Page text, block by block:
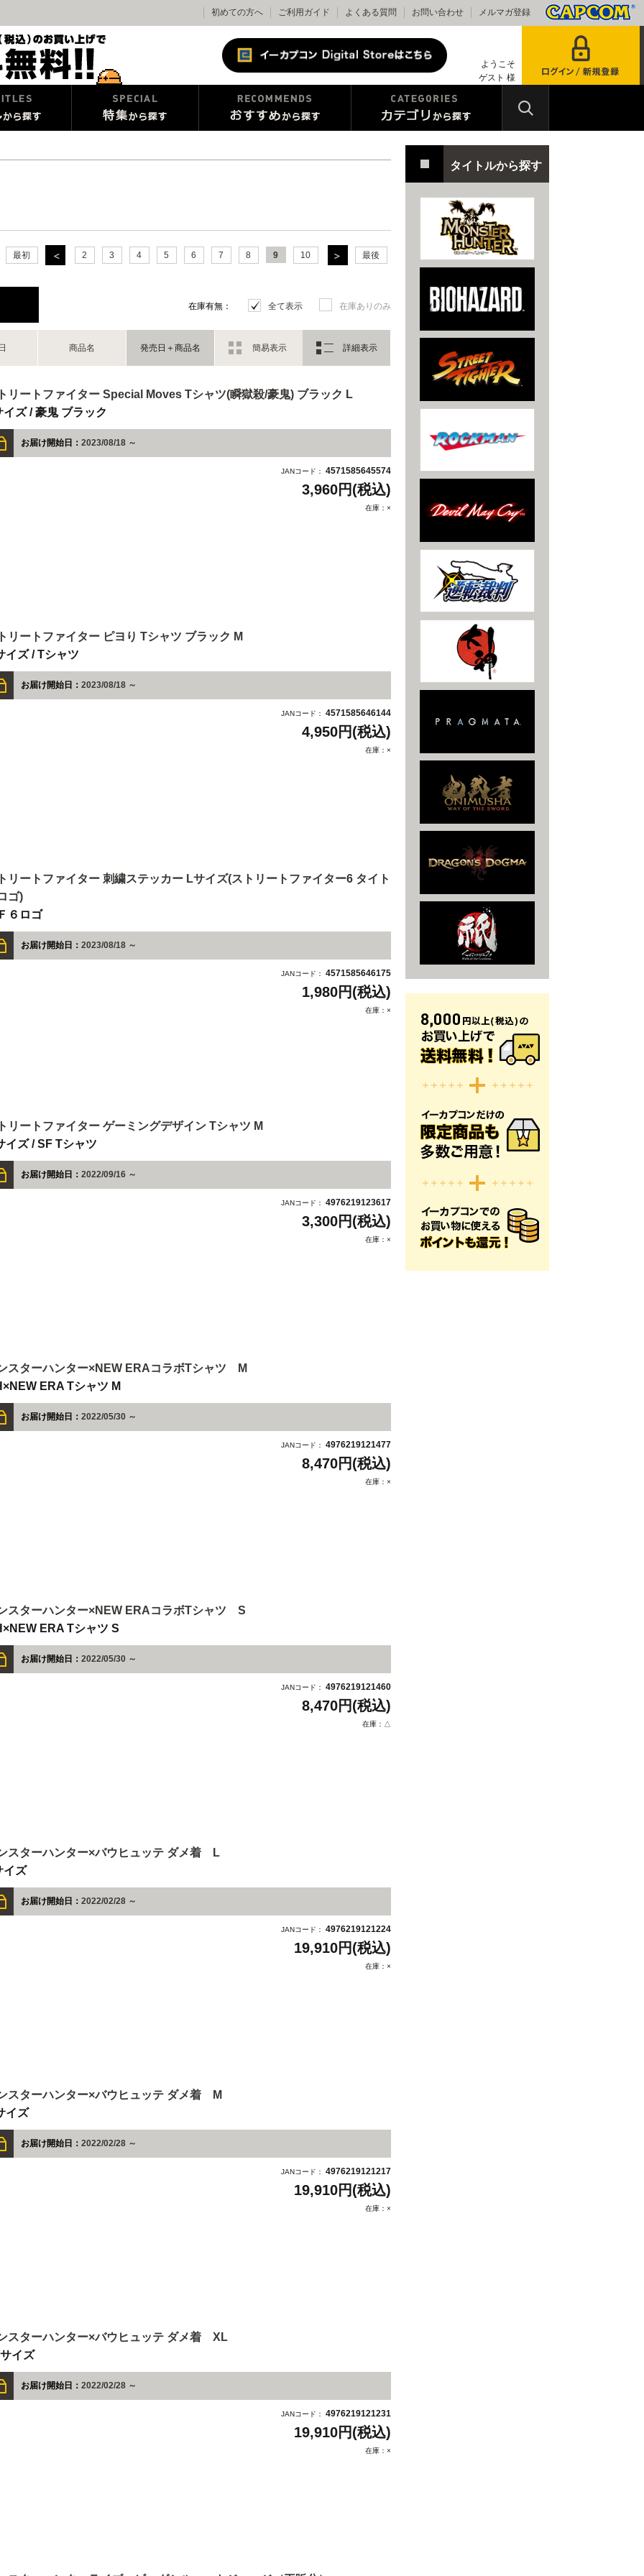
初めての方へ ご利用ガイド よくある質問 お問い合わせ メルマガ登録
ようこそ
ゲスト 様
最初 2 3 4 5 6 7 8 9 10 最後
在庫有無： 全て表示 在庫ありのみ
商品名 発売日＋商品名 簡易表示 詳細表示
リートファイター Special Moves Tシャツ(瞬獄殺/豪鬼) ブラック L
イズ / 豪鬼 ブラック
お届け開始日： 2023/08/18 ～
JANコード： 4571585645574
3,960円(税込)
在庫：×
リートファイター ピヨり Tシャツ ブラック M
イズ / Tシャツ
お届け開始日： 2023/08/18 ～
JANコード： 4571585646144
4,950円(税込)
在庫：×
リートファイター 刺繍ステッカー Lサイズ(ストリートファイター6 タイト
ゴ)
６ロゴ
お届け開始日： 2023/08/18 ～
JANコード： 4571585646175
1,980円(税込)
在庫：×
リートファイター ゲーミングデザイン Tシャツ M
イズ / SF Tシャツ
お届け開始日： 2022/09/16 ～
JANコード： 4976219123617
3,300円(税込)
在庫：×
スターハンター×NEW ERAコラボTシャツ M
ERA Tシャツ M
お届け開始日： 2022/05/30 ～
JANコード： 4976219121477
8,470円(税込)
在庫：×
スターハンター×NEW ERAコラボTシャツ S
ERA Tシャツ S
お届け開始日： 2022/05/30 ～
JANコード： 4976219121460
8,470円(税込)
在庫：△
スターハンター×バウヒュッテ ダメ着 L
イズ
お届け開始日： 2022/02/28 ～
JANコード： 4976219121224
19,910円(税込)
在庫：×
スターハンター×バウヒュッテ ダメ着 M
イズ
お届け開始日： 2022/02/28 ～
JANコード： 4976219121217
19,910円(税込)
在庫：×
スターハンター×バウヒュッテ ダメ着 XL
イズ
お届け開始日： 2022/02/28 ～
JANコード： 4976219121231
19,910円(税込)
在庫：×
タイトルから探す